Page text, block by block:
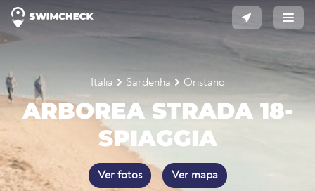
Itália Sardenha Oristano
ARBOREA STRADA 18-
SPIAGGIA
Ver fotos Ver mapa